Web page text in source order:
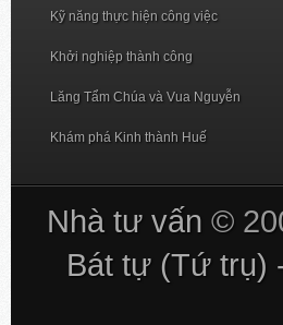
Kỹ năng thực hiện công việc
Khởi nghiệp thành công
Lăng Tẩm Chúa và Vua Nguyễn
Khám phá Kinh thành Huế
Nhà tư vấn ©
Bát tự (Tứ trụ)